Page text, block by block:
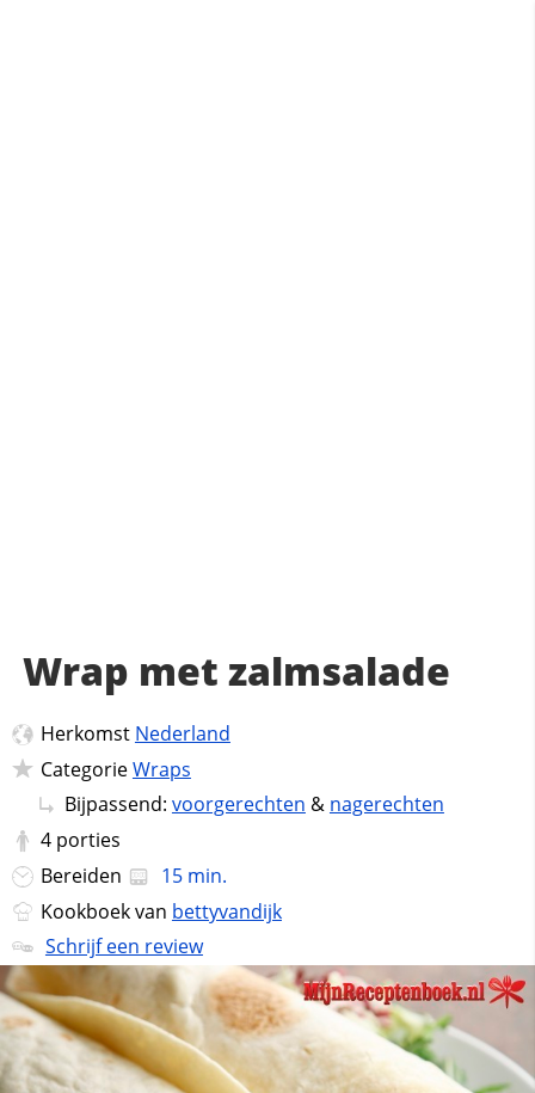
Wrap met zalmsalade
Herkomst Nederland
CategorieWraps
Bijpassend: voorgerechten & nagerechten
4 porties
Bereiden
15 min.
Kookboek van bettyvandijk
Schrijf een review